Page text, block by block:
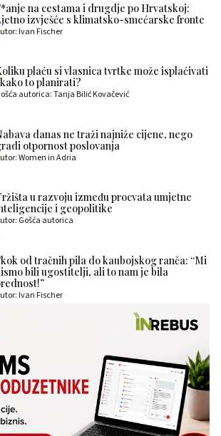
na cestama i drugdje po Hrvatskoj:
izvješće s klimatsko-smećarske fronte
Ivan Fischer
plaću si vlasnica tvrtke može isplaćivati
to planirati?
autorica: Tanja Bilić Kovačević
danas ne traži najniže cijene, nego
otpornost poslovanja
Women in Adria
u razvoju između procvata umjetne
i geopolitike
Gošća autorica
od tračnih pila do kaubojskog ranča: “Mi
bili ugostitelji, ali to nam je bila
Ivan Fischer